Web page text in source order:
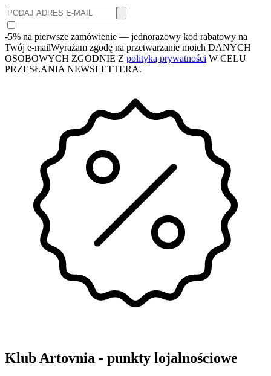
-5% na pierwsze zamówienie — jednorazowy kod rabatowy na
Twój e-mailWyrażam zgodę na przetwarzanie moich DANYCH
OSOBOWYCH ZGODNIE Z polityką prywatności W CELU
PRZESŁANIA NEWSLETTERA.
Klub Artovnia - punkty lojalnościowe